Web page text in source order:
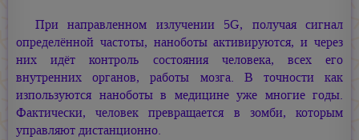
При направленном излучении 5G, получая сигнал
определённой частоты, наноботы активируются, и через
них идёт контроль состояния человека, всех его
внутренних органов, работы мозга. В точности как
изпользуются наноботы в медицине уже многие годы.
Фактически, человек превращается в зомби, которым
управляют дистанционно.